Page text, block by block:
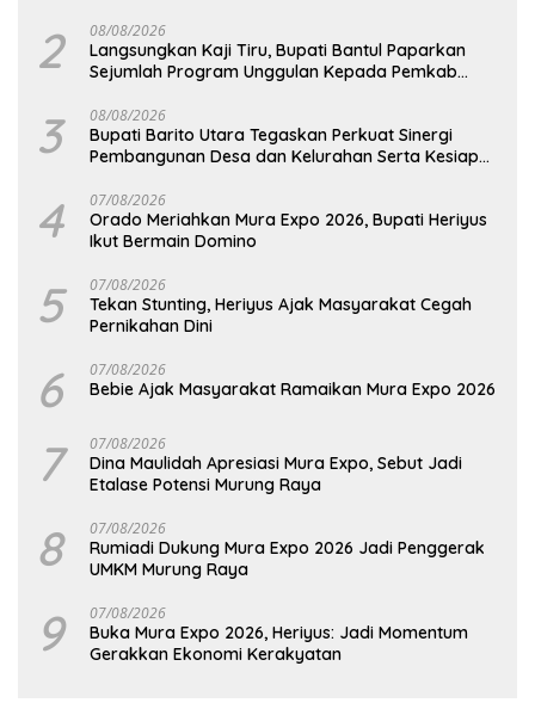
2 08/08/2026
Langsungkan Kaji Tiru, Bupati Bantul Paparkan
Sejumlah Program Unggulan Kepada Pemkab
3 08/08/2026
Bupati Barito Utara Tegaskan Perkuat Sinergi
Pembangunan Desa dan Kelurahan Serta Kesiapan
4 07/08/2026
Orado Meriahkan Mura Expo 2026, Bupati Heriyus
Ikut Bermain Domino
5 07/08/2026
Tekan Stunting, Heriyus Ajak Masyarakat Cegah
Pernikahan Dini
6 07/08/2026
Bebie Ajak Masyarakat Ramaikan Mura Expo 2026
7 07/08/2026
Dina Maulidah Apresiasi Mura Expo, Sebut Jadi
Etalase Potensi Murung Raya
8 07/08/2026
Rumiadi Dukung Mura Expo 2026 Jadi Penggerak
UMKM Murung Raya
9 07/08/2026
Buka Mura Expo 2026, Heriyus: Jadi Momentum
Gerakkan Ekonomi Kerakyatan